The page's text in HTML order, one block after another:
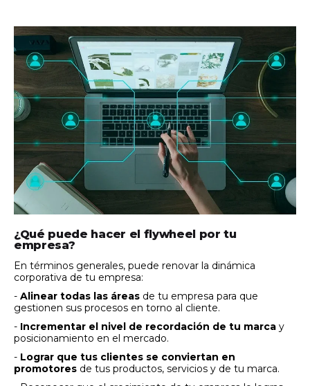
¿Qué puede hacer el flywheel por tu
empresa?
En términos generales, puede renovar la dinámica
corporativa de tu empresa:
- Alinear todas las áreas de tu empresa para que
gestionen sus procesos en torno al cliente.
- Incrementar el nivel de recordación de tu marca y
posicionamiento en el mercado.
- Lograr que tus clientes se conviertan en
promotores de tus productos, servicios y de tu marca.